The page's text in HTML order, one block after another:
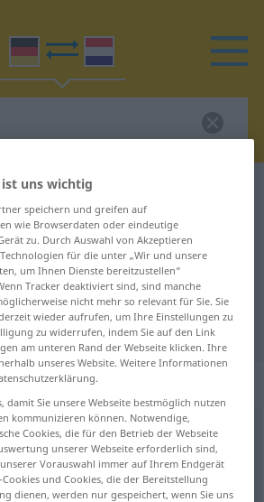
Wörterbuch
für "aufspüren"
Niederländisch
anklicken/antippen)
uns wichtig
speichern und greifen auf
wie Browserdaten oder eindeutige
zu. Durch Auswahl von Akzeptieren
für die unter „Wir und unsere
um Ihnen Dienste bereitzustellen“
Tracker deaktiviert sind, sind manche
nicht mehr so relevant für Sie. Sie
wieder aufrufen, um Ihre Einstellungen zu
zu widerrufen, indem Sie auf den Link
am unteren Rand der Webseite klicken. Ihre
unseres Website. Weitere Informationen
damit Sie unsere Webseite bestmöglich nutzen
kommunizieren können. Notwendige,
Cookies, die für den Betrieb der Webseite
unserer Webseite erforderlich sind,
Vorauswahl immer auf Ihrem Endgerät
und Cookies, die der Bereitstellung
dienen, werden nur gespeichert, wenn Sie uns